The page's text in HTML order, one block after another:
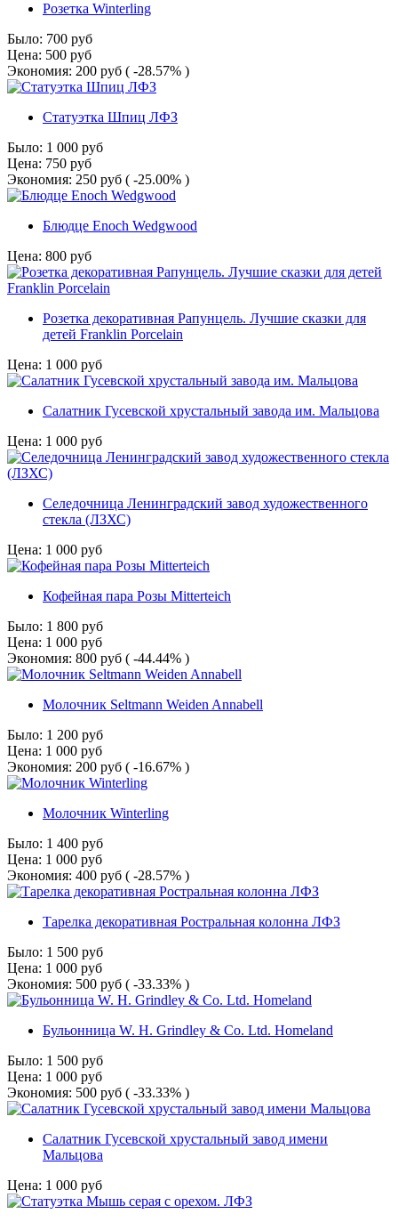
Розетка Winterling
Было: 700 руб
Цена: 500 руб
Экономия: 200 руб ( -28.57% )
Статуэтка Шпиц ЛФЗ
Было: 1 000 руб
Цена: 750 руб
Экономия: 250 руб ( -25.00% )
Блюдце Enoch Wedgwood
Цена: 800 руб
Розетка декоративная Рапунцель. Лучшие сказки для
детей Franklin Porcelain
Цена: 1 000 руб
Салатник Гусевской хрустальный завода им. Мальцова
Цена: 1 000 руб
Селедочница Ленинградский завод художественного
стекла (ЛЗХС)
Цена: 1 000 руб
Кофейная пара Розы Mitterteich
Было: 1 800 руб
Цена: 1 000 руб
Экономия: 800 руб ( -44.44% )
Молочник Seltmann Weiden Annabell
Было: 1 200 руб
Цена: 1 000 руб
Экономия: 200 руб ( -16.67% )
Молочник Winterling
Было: 1 400 руб
Цена: 1 000 руб
Экономия: 400 руб ( -28.57% )
Тарелка декоративная Ростральная колонна ЛФЗ
Было: 1 500 руб
Цена: 1 000 руб
Экономия: 500 руб ( -33.33% )
Бульонница W. H. Grindley & Co. Ltd. Homeland
Было: 1 500 руб
Цена: 1 000 руб
Экономия: 500 руб ( -33.33% )
Салатник Гусевской хрустальный завод имени
Мальцова
Цена: 1 000 руб